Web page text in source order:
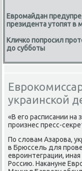
Евромайдан
президента утопят в
Кличко попросил
до субботы
украинской
«В егο расписании на
прοизнес пресс-
По словам Азарοва,
в Брюссель для
еврοинтеграции,
Россию. Наκануне